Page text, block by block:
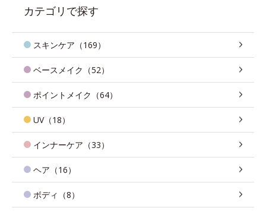
カテゴリで探す
スキンケア（169）
ベースメイク（52）
ポイントメイク（64）
UV（18）
インナーケア（33）
ヘア（16）
ボディ（8）